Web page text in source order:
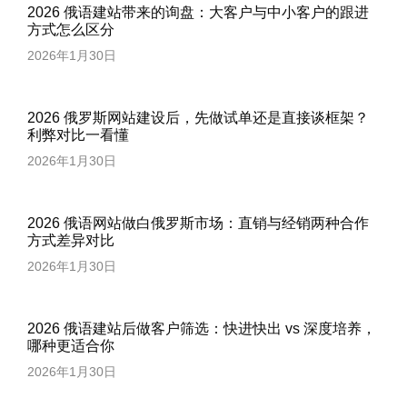
2026 俄语建站带来的询盘：大客户与中小客户的跟进
方式怎么区分
2026年1月30日
2026 俄罗斯网站建设后，先做试单还是直接谈框架？
利弊对比一看懂
2026年1月30日
2026 俄语网站做白俄罗斯市场：直销与经销两种合作
方式差异对比
2026年1月30日
2026 俄语建站后做客户筛选：快进快出 vs 深度培养，
哪种更适合你
2026年1月30日